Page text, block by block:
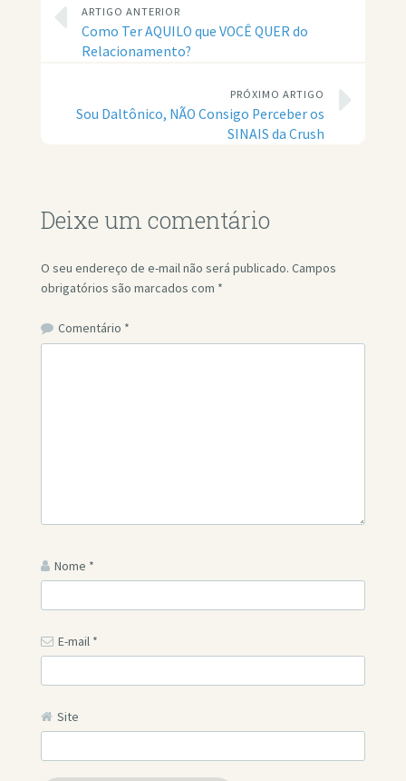
ARTIGO ANTERIOR
Como Ter AQUILO que VOCÊ QUER do
Relacionamento?
PRÓXIMO ARTIGO
Sou Daltônico, NÃO Consigo Perceber os
SINAIS da Crush
Deixe um comentário
O seu endereço de e-mail não será publicado. Campos
obrigatórios são marcados com *
Comentário *
Nome *
E-mail *
Site